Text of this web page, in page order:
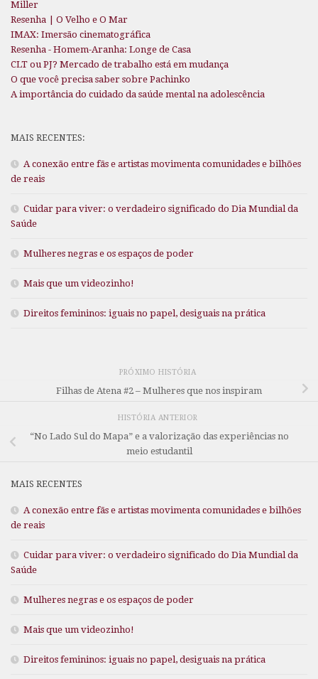
Miller
Resenha | O Velho e O Mar
IMAX: Imersão cinematográfica
Resenha - Homem-Aranha: Longe de Casa
CLT ou PJ? Mercado de trabalho está em mudança
O que você precisa saber sobre Pachinko
A importância do cuidado da saúde mental na adolescência
MAIS RECENTES:
A conexão entre fãs e artistas movimenta comunidades e bilhões
de reais
Cuidar para viver: o verdadeiro significado do Dia Mundial da
Saúde
Mulheres negras e os espaços de poder
Mais que um videozinho!
Direitos femininos: iguais no papel, desiguais na prática
PRÓXIMO HISTÓRIA
Filhas de Atena #2 – Mulheres que nos inspiram
HISTÓRIA ANTERIOR
“No Lado Sul do Mapa” e a valorização das experiências no
meio estudantil
MAIS RECENTES
A conexão entre fãs e artistas movimenta comunidades e bilhões
de reais
Cuidar para viver: o verdadeiro significado do Dia Mundial da
Saúde
Mulheres negras e os espaços de poder
Mais que um videozinho!
Direitos femininos: iguais no papel, desiguais na prática